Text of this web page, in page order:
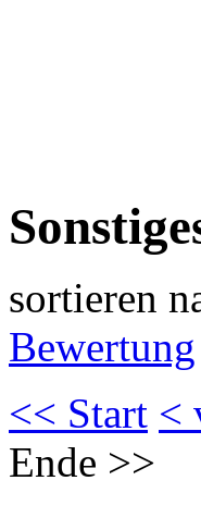
sortieren
Bewertung
<< Start <
Ende >>